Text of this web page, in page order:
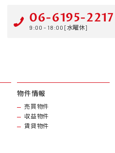
06-6195-2217
9:00 - 18:00 [水曜休]
物件情報
売買物件
収益物件
賃貸物件